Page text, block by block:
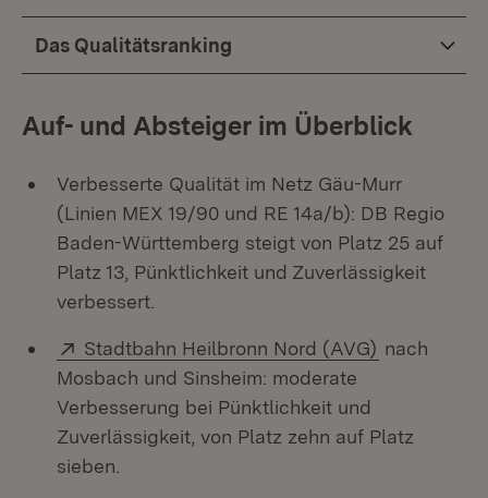
Das Qualitätsranking
Auf- und Absteiger im Überblick
Verbesserte Qualität im Netz Gäu-Murr
(Linien MEX 19/90 und RE 14a/b): DB Regio
Baden-Württemberg steigt von Platz 25 auf
Platz 13, Pünktlichkeit und Zuverlässigkeit
verbessert.
Extern:
Stadtbahn Heilbronn Nord (AVG) (Öffnet in
nach
Mosbach und Sinsheim: moderate
Verbesserung bei Pünktlichkeit und
Zuverlässigkeit, von Platz zehn auf Platz
sieben.